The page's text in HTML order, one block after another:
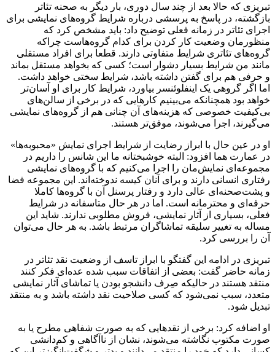
تبریزی که حالا بعد از چند سال دوری، بار دیگر به صحنه تئاتر
بازگشته، در پاسخ به پرسشی درباره شرایط گروه‌های نمایشی برای
اجرای تئاتر در زمانه فعلی توضیح داد: باید مشخص کرد که
منظورمان وضعیت کار کردن برای کدام گروه‌هاست چراکه
گروه‌های تئاتری شرایط متفاوتی دارند. قطعا برای افراد مستقلی
مانند من شرایط بسیار دشوار است؛ کسی که بخواهد مستقل بماند
و حرفی هم برای گفتن داشته باشد، شرایط سختی خواهد داشت.
اما اگر گروهی یک اینفلوئنسر بیاورد، شرایط کار برای او آسان‌تر
خواهد بود همچنانکه می‌بینیم کارهایی که در برخی از سالن‌های
بی‌کیفیت خصوصی که هزینه‌های آن چنانی هم از گروه‌های نمایشی
می‌گیرند، اجرا می‌شوند، موفق‌تر هستند.
او در عین حال با ابراز رضایت از شرایط اجرای نمایش «محبوبه‌ها»
در عمارت هما افزود: البته خوشبختانه ما این شانس را داریم در
مجموعه‌ای نمایش‌مان را اجرا می‌کنیم که با گروه‌های نمایشی
رفتاری انسانی دارند و برای آنان کیسه ندوخته‌اند. این مجموعه فضا
و پشت‌صحنه‌ای عالی دارد و رفتار پرسنل آن با گروه‌ها کاملا
حرفه‌ای و محترمانه است. اما در هر حال متاسفانه در شرایط
فعلی، بسیاری از آثار نمایشی، فروش مطلوبی ندارند. شاید این
مساله به تغییر سلیقه تماشاگران مرتبط باشد. به هر حال می‌توان
آن را بررسی کرد.
تبریزی در ادامه این گفتگو با ابراز تاسف از وضعیت نقد تئاتر در
زمانه حاضر گفت: بعضی از اتفاقات سبب شده عده‌ای فکر کنند
منتقد هستند در حالیکه صِرف دانشجو بودن یا تماشای آثار نمایشی
متعدد، سبب نمی‌شود که کسی صلاحیت نقد داشته باشد و به منتقد
تبدیل شود.
او اضافه کرد: برخی از نقدهایی که به صورت شفاهی مطرح یا به
صورت مکتوب نگاشته می‌شوند، نشان از ناآگاهی و کم‌دانشی